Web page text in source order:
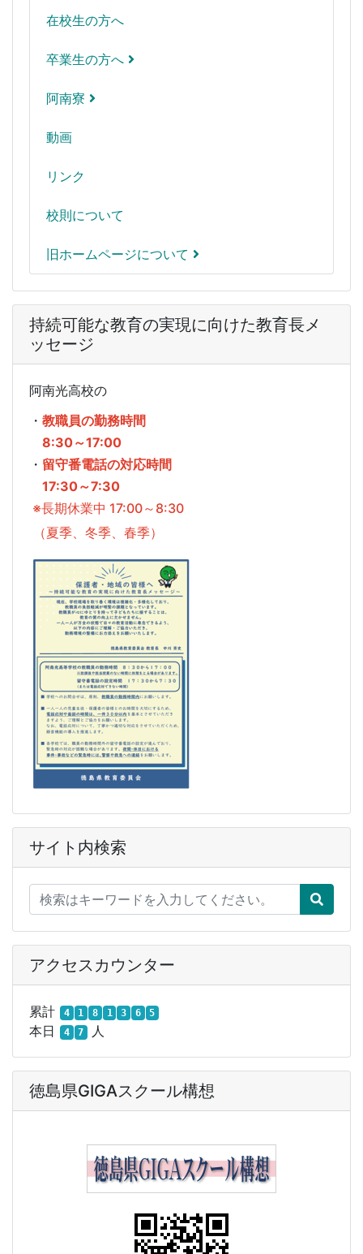
在校生の方へ
卒業生の方へ
阿南寮
動画
リンク
校則について
旧ホームページについて
持続可能な教育の実現に向けた教育長メ
ッセージ
阿南光高校の
・ 教職員の勤務時間
8:30～17:00
・ 留守番電話の対応時間
17:30～7:30
※長期休業中 17:00～8:30
（夏季、冬季、春季）
サイト内検索
アクセスカウンター
累計 4 1 8 1 3 6 5
本日 4 7 人
徳島県GIGAスクール構想